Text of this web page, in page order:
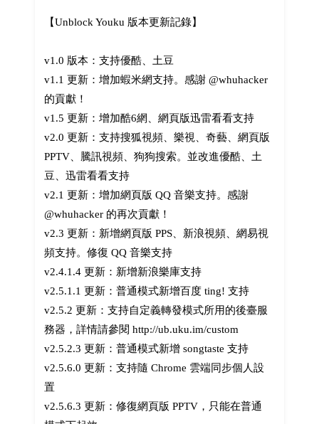
【Unblock Youku 版本更新記錄】
v1.0 版本：支持優酷、土豆
v1.1 更新：增加蝦米網支持。感謝 @whuhacker
的貢獻！
v1.5 更新：增加酷6網、網頁版迅雷看看支持
v2.0 更新：支持搜狐視頻、樂視、奇藝、網頁版
PPTV、騰訊視頻、狗狗搜索。並改進優酷、土
豆、迅雷看看支持
v2.1 更新：增加網頁版 QQ 音樂支持。感謝
@whuhacker 的再次貢獻！
v2.3 更新：新增網頁版 PPS、新浪視頻、網易視
頻支持。修復 QQ 音樂支持
v2.4.1.4 更新：新增新浪樂庫支持
v2.5.1.1 更新：普通模式新增百度 ting! 支持
v2.5.2 更新：支持自定義轉發模式所用的後臺服
務器，詳情請參閱 http://ub.uku.im/custom
v2.5.2.3 更新：普通模式新增 songtaste 支持
v2.5.6.0 更新：支持隨 Chrome 雲端同步個人設
置
v2.5.6.3 更新：修復網頁版 PPTV，只能在普通